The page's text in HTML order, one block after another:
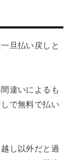
旦払い戻しと
違いによるも
で無料で払い
し以外だと過